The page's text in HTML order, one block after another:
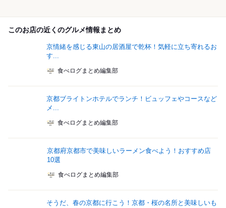
このお店の近くのグルメ情報まとめ
京情緒を感じる東山の居酒屋で乾杯！気軽に立ち寄れるお
す...
食べログまとめ編集部
京都ブライトンホテルでランチ！ビュッフェやコースなど
メ...
食べログまとめ編集部
京都府京都市で美味しいラーメン食べよう！おすすめ店
10選
食べログまとめ編集部
そうだ、春の京都に行こう！京都・桜の名所と美味しいも